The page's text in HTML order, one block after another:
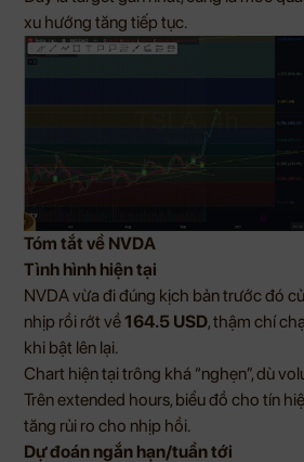
xu hướng tăng tiếp tục.
Tóm tắt về NVDA
Tình hình hiện tại
NVDA vừa đi đúng kịch bản trước đó
nhịp rồi rớt về164.5 USD, thậm chí
khi bật lên lại.
Chart hiện tại trông khá “nghẹn”, dù
Trên extended hours, biểu đồ cho tín
tăng rủi ro cho nhịp hồi.
Dự đoán ngắn hạn/tuần tới